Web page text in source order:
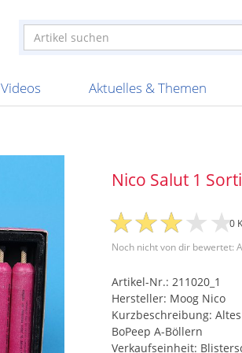
Schallerzeuger P1
Feuerwerk T1
Videos
Knallkörper
Batterien
Aktuelles & Themen
Ladenverkauf 2024
20 Jahre
Fireworks Apel Feuerwerk
BKV Vuurwerk
Bestellschluss
Altersnachweis
Nico Salut 1
Noch nicht von dir bewertet:
0
Artikel-Nr.: 211020_1
Hersteller: Moog Nico
Kurzbeschreibung:
BoPeep A-Böllern
Verkaufseinheit: